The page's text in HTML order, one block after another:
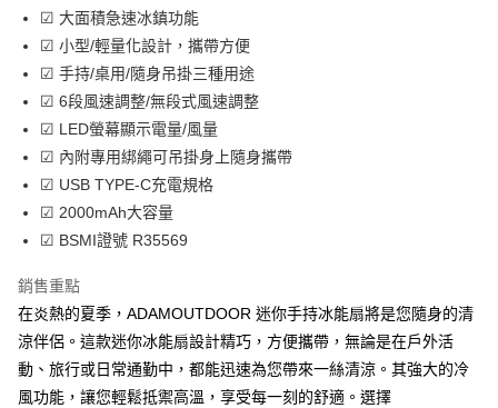
Apple Pay
街口支付
悠遊付
Google Pay
全盈+PAY
大哥付你分期
相關說明
1.本服務由台灣大哥大提供，台灣大哥大用戶可立即使用無須另外申請。
2.付款方式選擇「大哥付你分期」，訂單成立後會自動跳轉到大哥付的交易
流程，驗證手機門號後，選擇欲分期的期數、繳款截止日，確認付款後即完
成交易。
3.實際核准額度、可分期數及費用金額請依後續交易確認頁面所載為準。
4.訂單成立30分鐘內，如未前往確認交易或遇審核未通過，訂單將自動取
AFTEE先享後付
相關說明
【關於「AFTEE先享後付」】
AFTEE先享後付是「在收到商品之後才付款」的支付方式。 讓您購物簡單
便利好安心！
１．簡單：不需註冊會員、不需綁卡、不需儲值。
貨到付款
☑ 大面積急速冰鎮功能
☑ 小型/輕量化設計，攜帶方便
☑ 手持/桌用/隨身吊掛三種用途
☑ 6段風速調整/無段式風速調整
☑ LED螢幕顯示電量/風量
☑ 內附專用綁繩可吊掛身上隨身攜帶
☑ USB TYPE-C充電規格
☑ 2000mAh大容量
☑ BSMI證號 R35569
銷售重點
在炎熱的夏季，ADAMOUTDOOR 迷你手持冰能扇將是您隨身的清
涼伴侶。這款迷你冰能扇設計精巧，方便攜帶，無論是在戶外活
動、旅行或日常通勤中，都能迅速為您帶來一絲清涼。其強大的冷
風功能，讓您輕鬆抵禦高溫，享受每一刻的舒適。選擇